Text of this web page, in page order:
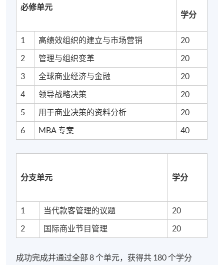
透过使用 VLE 及相关软体，建立资讯与通讯科技的专
详情
概览
程包括 7 个单元，每个单元 20 学分，以及 1 个单元 40
学分，合共 180 学分。
课程修业期及教学模式
必修单元
学分
1 高绩效组织的建立与市场营销
20
2
管理与组织变革
20
3
全球商业经济与金融
20
4
领导战略决策
20
5
用于商业决策的资料分析
20
6
MBA 专案 40
分支单元 学分
1 当代款客管理的议题
20
2
国际商业节目管理 20
成功完成并通过全部 8 个单元，获得共 180 个学分